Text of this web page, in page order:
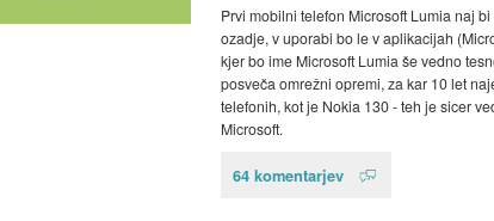
Prvi mobilni telefon Microsoft Lumia naj
ozadje, v uporabi bo le v aplikacijah
kjer bo ime Microsoft Lumia še vedno
posveča omrežni opremi, za kar 10 let
telefonih, kot je Nokia 130 - teh je sicer
Microsoft.
64 komentarjev